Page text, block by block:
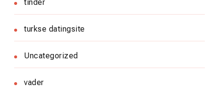
tinder
turkse datingsite
Uncategorized
vader